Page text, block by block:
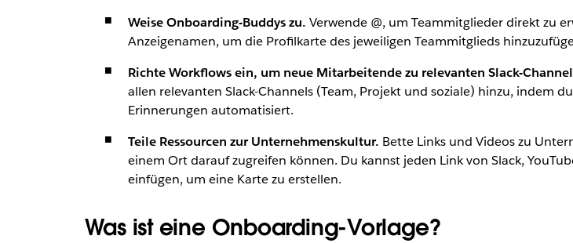
Weise Onboarding-Buddys zu. Verwende @, um Teammitglieder direkt zu
Anzeigenamen, um die Profilkarte des jeweiligen Teammitglieds
Richte Workflows ein, um neue Mitarbeitende zu relevanten Slack-
allen relevanten Slack-Channels (Team, Projekt und soziale) hinzu, indem
Erinnerungen automatisiert.
Teile Ressourcen zur Unternehmenskultur. Bette Links und Videos zu
einem Ort darauf zugreifen können. Du kannst jeden Link von Slack,
einfügen, um eine Karte zu erstellen.
Was ist eine Onboarding-Vorlage?